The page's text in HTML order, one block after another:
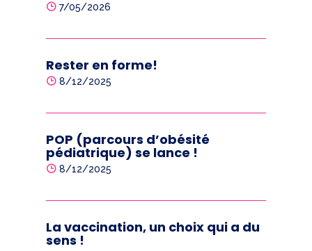
7/05/2026
Rester en forme!
8/12/2025
POP (parcours d’obésité
pédiatrique) se lance !
8/12/2025
La vaccination, un choix qui a du
sens !